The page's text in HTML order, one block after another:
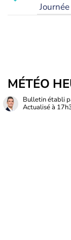
Journée
MÉTÉO
Bulletin établi
Actualisé à